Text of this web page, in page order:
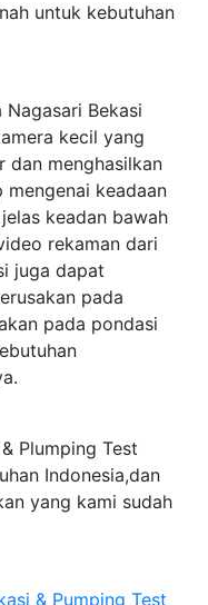
untuk kebutuhan
Nagasari Bekasi
kecil yang
dan menghasilkan
keadaan
keadan bawah
rekaman dari
juga dapat
pada
pada pondasi
Plumping Test
Indonesia,dan
yang kami sudah